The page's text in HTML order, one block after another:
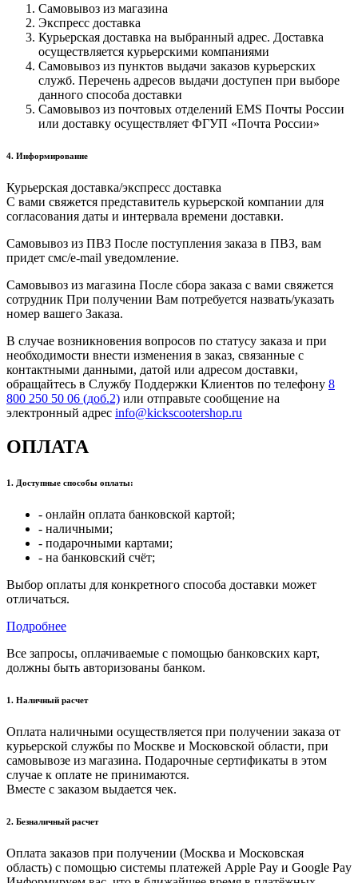
Самовывоз из магазина
Экспресс доставка
Курьерская доставка на выбранный адрес. Доставка
осуществляется курьерскими компаниями
Самовывоз из пунктов выдачи заказов курьерских
служб. Перечень адресов выдачи доступен при выборе
данного способа доставки
Самовывоз из почтовых отделений EMS Почты России
или доставку осуществляет ФГУП «Почта России»
4. Информирование
Курьерская доставка/экспресс доставка
С вами свяжется представитель курьерской компании для
согласования даты и интервала времени доставки.
Самовывоз из ПВЗ После поступления заказа в ПВЗ, вам
придет смс/e-mail уведомление.
Самовывоз из магазина После сбора заказа с вами свяжется
сотрудник При получении Вам потребуется назвать/указать
номер вашего Заказа.
В случае возникновения вопросов по статусу заказа и при
необходимости внести изменения в заказ, связанные с
контактными данными, датой или адресом доставки,
обращайтесь в Службу Поддержки Клиентов по телефону 8
800 250 50 06 (доб.2) или отправьте сообщение на
электронный адрес info@kickscootershop.ru
ОПЛАТА
1. Доступные способы оплаты:
- онлайн оплата банковской картой;
- наличными;
- подарочными картами;
- на банковский счёт;
Выбор оплаты для конкретного способа доставки может
отличаться.
Подробнее
Все запросы, оплачиваемые с помощью банковских карт,
должны быть авторизованы банком.
1. Наличный расчет
Оплата наличными осуществляется при получении заказа от
курьерской службы по Москве и Московской области, при
самовывозе из магазина. Подарочные сертификаты в этом
случае к оплате не принимаются.
Вместе с заказом выдается чек.
2. Безналичный расчет
Оплата заказов при получении (Москва и Московская
область) с помощью системы платежей Apple Pay и Google Pay